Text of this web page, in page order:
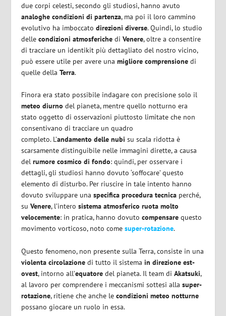
due corpi celesti, secondo gli studiosi, hanno avuto
analoghe condizioni di partenza, ma poi il loro cammino
evolutivo ha imboccatodirezioni diverse. Quindi, lo studio
dellecondizioni atmosferiche diVenere, oltre a consentire
di tracciare un identikit più dettagliato del nostro vicino,
può essere utile per avere una migliore comprensione di
quelle dellaTerra.
Finora era stato possibile indagare con precisione solo il
meteo diurno del pianeta, mentre quello notturno era
stato oggetto di osservazioni piuttosto limitate che non
consentivano di tracciare un quadro
completo. L’andamento delle nubi su scala ridotta è
scarsamente distinguibile nelle immagini dirette, a causa
del rumore cosmico di fondo: quindi, per osservare i
dettagli, gli studiosi hanno dovuto ‘soffocare’ questo
elemento di disturbo. Per riuscire in tale intento hanno
dovuto sviluppare unaspecifica procedura tecnica perché,
suVenere, l’interosistema atmosferico ruota molto
velocemente: in pratica, hanno dovuto compensare questo
movimento vorticoso, noto comesuper-rotazione.
Questo fenomeno, non presente sulla Terra, consiste in una
violenta circolazione di tutto il sistemain direzione est-
ovest, intorno all’equatore del pianeta. Il team diAkatsuki,
al lavoro per comprendere i meccanismi sottesi allasuper-
rotazione, ritiene che anche lecondizioni meteo notturne
possano giocare un ruolo in essa.